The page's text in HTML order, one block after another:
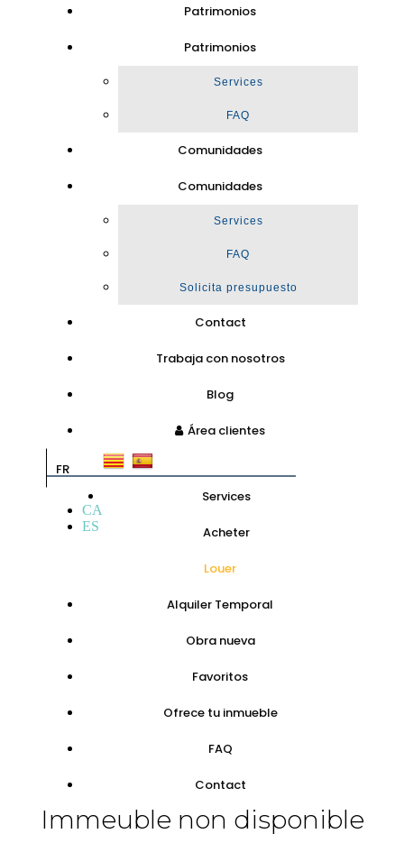
Patrimonios
Patrimonios
Services
FAQ
Comunidades
Comunidades
Services
FAQ
Solicita presupuesto
Contact
Trabaja con nosotros
Blog
Área clientes
FR
CA
ES
Services
Acheter
Louer
Alquiler Temporal
Obra nueva
Favoritos
Ofrece tu inmueble
FAQ
Contact
Immeuble non disponible